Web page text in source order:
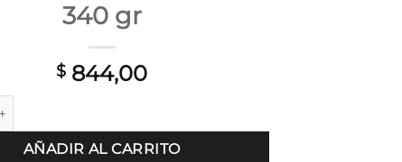
340 gr
$ 844,00
PRO Alabastine Inca 600 ml / 340 gr cantidad
AÑADIR AL CARRITO